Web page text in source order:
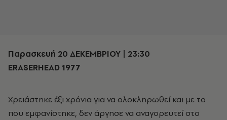
Παρασκευή 20 ΔΕΚΕΜΒΡΙΟΥ | 23:30
ERASERHEAD 1977
Χρειάστηκε έξι χρόνια για να ολοκληρωθεί και με το
που εμφανίστηκε, δεν άργησε να αναγορευτεί στο